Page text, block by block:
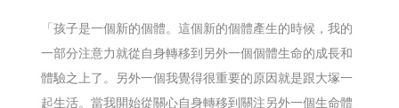
「孩子是一個新的個體。這個新的個體產生的時候，我的
一部分注意力就從自身轉移到另外一個個體生命的成長和
體驗之上了。另外一個我覺得很重要的原因就是跟大塚一
起生活。當我開始從關心自身轉移到關注另外一個生命體